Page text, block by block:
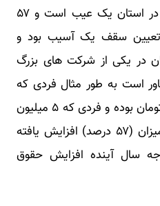
او می گوید: حقوق نامتوازن در استان یک عیب است و ۵۷
سقف یک آسیب بود و
در یکی از شرکت های بزرگ
است به طور مثال فردی که
حقوق ماهانه آن ۳۰ میلیون تومان بوده و فردی که ۵ میلیون
حقوق داشته هر دو به یک میزان (۵۷ درصد) افزایش یافته
سال آینده افزایش حقوق